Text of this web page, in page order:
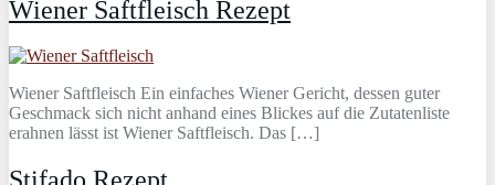
Wiener Saftfleisch Rezept
Wiener Saftfleisch Ein einfaches Wiener Gericht, dessen guter
Geschmack sich nicht anhand eines Blickes auf die Zutatenliste
erahnen lässt ist Wiener Saftfleisch. Das […]